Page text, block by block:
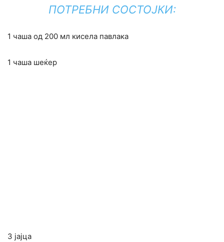
ПОТРЕБНИ СОСТОЈКИ:
1 чаша од 200 мл кисела павлака
1 чаша шеќер
3 јајца